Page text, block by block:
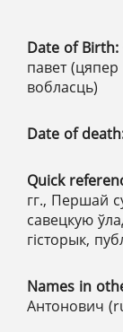
Date of Birth:
павет (цяпер
вобласць)
Date of
Quick
гг., Першай
савецкую
гісторык,
Names in
Антонович